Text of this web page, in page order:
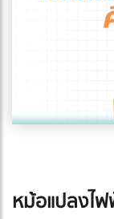
หม้อแปลงไฟ